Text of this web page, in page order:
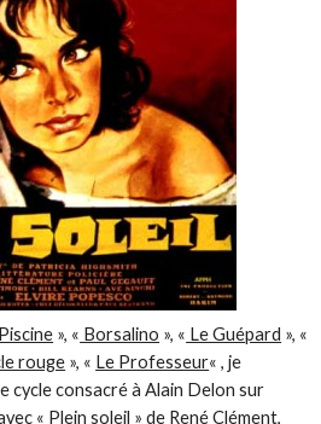
», « Borsalino », « Le Guépard », «
rouge », « Le Professeur« , je
cycle consacré à Alain Delon sur
« Plein soleil » de René Clément,